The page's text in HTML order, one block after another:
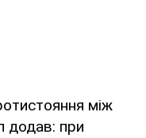
між
додав: при